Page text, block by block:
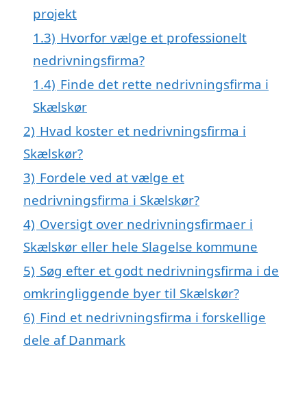
projekt
1.3) Hvorfor vælge et professionelt
nedrivningsfirma?
1.4) Finde det rette nedrivningsfirma i
Skælskør
2) Hvad koster et nedrivningsfirma i
Skælskør?
3) Fordele ved at vælge et
nedrivningsfirma i Skælskør?
4) Oversigt over nedrivningsfirmaer i
Skælskør eller hele Slagelse kommune
5) Søg efter et godt nedrivningsfirma i de
omkringliggende byer til Skælskør?
6) Find et nedrivningsfirma i forskellige
dele af Danmark